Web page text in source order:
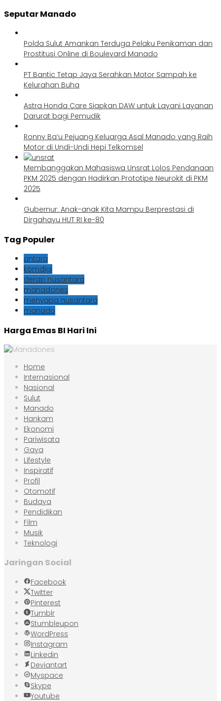
Seputar Manado
Polda Sulut Amankan Terduga Pelaku Penikaman dan
Prostitusi Online di Boulevard Manado
PT Bantic Tetap Jaya Serahkan Motor Sampah ke
Kelurahan Buha
Astra Honda Care Siapkan DAW untuk Layani Layanan
Darurat bagi Pemudik
Ronny Ba’u Pejuang Keluarga Asal Manado yang Raih
Motor di Undi-Undi Hepi Telkomsel
Membanggakan Mahasiswa Unsrat Lolos Pendanaan
PKM 2025 dengan Hadirkan Prototipe Neurokit di PKM
2025
Gubernur: Anak-anak Kita Mampu Berprestasi di
Dirgahayu HUT RI ke-80
Tag Populer
antara
komdigi
derap nusantara
manadones
menyapa nusantara
manado
Harga Emas BI Hari Ini
Home
Internasional
Nasional
Sulut
Manado
Hankam
Ekonomi
Pariwisata
Gaya
Lifestyle
Inspiratif
Profil
Otomotif
Budaya
Pendidikan
Film
Musik
Teknologi
Jaringan Social
Facebook
Twitter
Pinterest
Tumblr
Stumbleupon
WordPress
Instagram
Linkedin
Deviantart
Myspace
Skype
Youtube